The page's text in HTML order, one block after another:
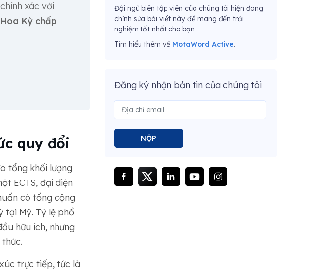
xác với
Kỳ chấp
quy đổi
tổng khối lượng
ECTS, đại diện
có tổng cộng
tại Mỹ. Tỷ lệ phổ
hữu ích, nhưng
trực tiếp, tức là
Đội ngũ biên tập viên của chúng tôi hiện đang
chỉnh sửa bài viết này để mang đến trải
nghiệm tốt nhất cho bạn.
Tìm hiểu thêm về MotaWord Active.
Đăng ký nhận bản tin của chúng tôi
NỘP